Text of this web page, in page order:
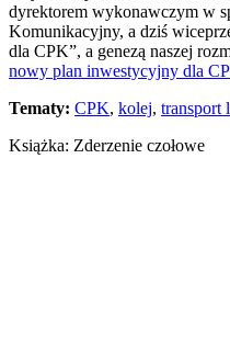
dyrektorem wykonawczym w
Komunikacyjny, a dziś
dla CPK”, a genezą naszej
nowy plan inwestycyjny dla
Tematy: CPK, kolej, transport
Książka: Zderzenie czołowe